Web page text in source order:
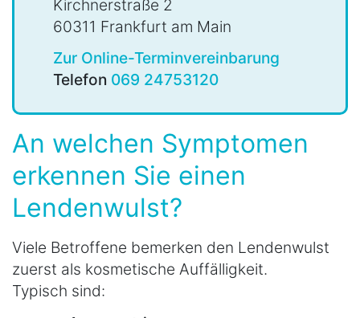
Kirchnerstraße 2
60311 Frankfurt am Main
Zur Online-Terminvereinbarung
Telefon 069 24753120
An welchen Symptomen
erkennen Sie einen
Lendenwulst?
Viele Betroffene bemerken den Lendenwulst
zuerst als kosmetische Auffälligkeit.
Typisch sind: